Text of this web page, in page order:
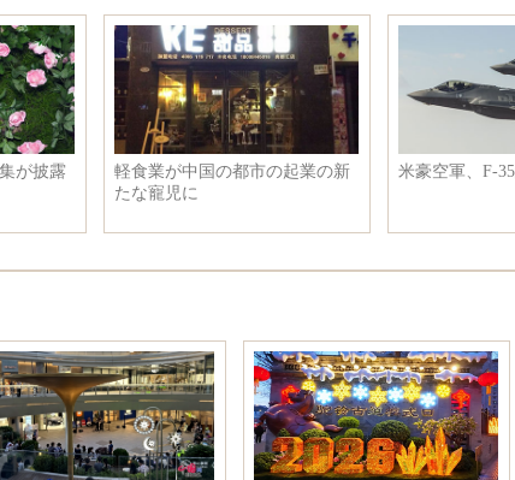
米軍、日本に離島奪還を教育
Angelababyの街での美しい写